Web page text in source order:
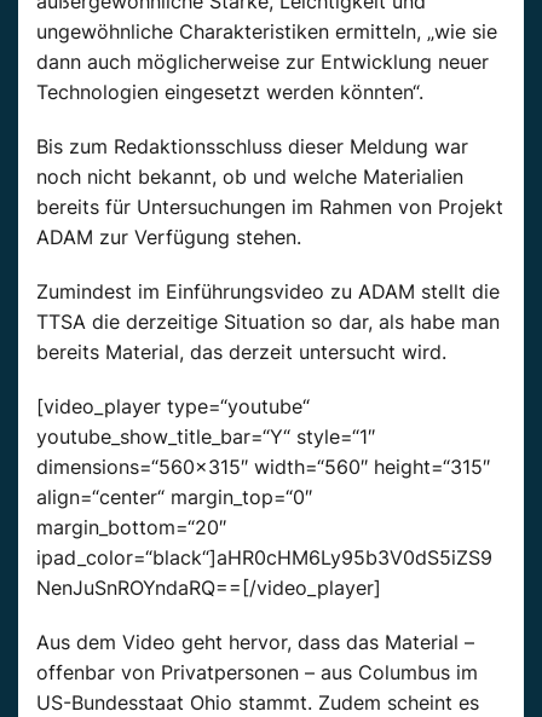
ungewöhnliche Charakteristiken ermitteln, „wie sie
dann auch möglicherweise zur Entwicklung neuer
Technologien eingesetzt werden könnten“.
Bis zum Redaktionsschluss dieser Meldung war
noch nicht bekannt, ob und welche Materialien
bereits für Untersuchungen im Rahmen von Projekt
ADAM zur Verfügung stehen.
Zumindest im Einführungsvideo zu ADAM stellt die
TTSA die derzeitige Situation so dar, als habe man
bereits Material, das derzeit untersucht wird.
[video_player type=“youtube“
youtube_show_title_bar=“Y“ style=“1″
dimensions=“560×315″ width=“560″ height=“315″
align=“center“ margin_top=“0″
margin_bottom=“20″
ipad_color=“black“]aHR0cHM6Ly95b3V0dS5iZS9
NenJuSnROYndaRQ==[/video_player]
Aus dem Video geht hervor, dass das Material –
offenbar von Privatpersonen – aus Columbus im
US-Bundesstaat Ohio stammt. Zudem scheint es